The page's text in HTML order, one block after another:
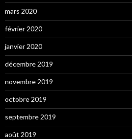
mars 2020
février 2020
janvier 2020
décembre 2019
novembre 2019
octobre 2019
septembre 2019
août 2019